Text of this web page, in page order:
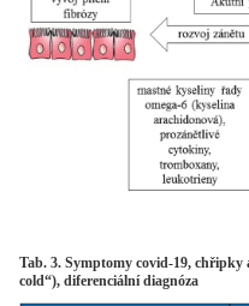
Tab. 3. Symptomy covid-19,
cold“), diferenciální diagnóza